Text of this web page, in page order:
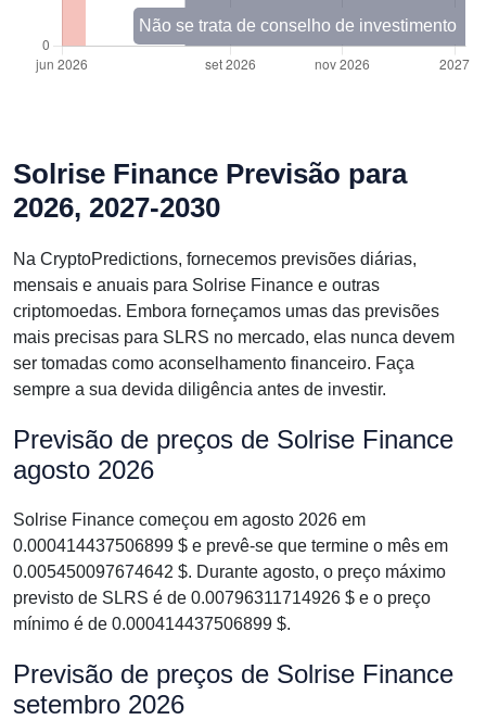
Não se trata de conselho de investimento
Solrise Finance Previsão para
2026, 2027-2030
Na CryptoPredictions, fornecemos previsões diárias,
mensais e anuais para Solrise Finance e outras
criptomoedas. Embora forneçamos umas das previsões
mais precisas para SLRS no mercado, elas nunca devem
ser tomadas como aconselhamento financeiro. Faça
sempre a sua devida diligência antes de investir.
Previsão de preços de Solrise Finance
agosto 2026
Solrise Finance começou em agosto 2026 em
0.000414437506899 $ e prevê-se que termine o mês em
0.005450097674642 $. Durante agosto, o preço máximo
previsto de SLRS é de 0.00796311714926 $ e o preço
mínimo é de 0.000414437506899 $.
Previsão de preços de Solrise Finance
setembro 2026